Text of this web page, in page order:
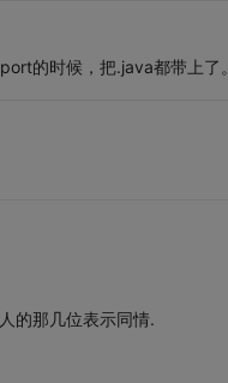
的时候，把.java都带上了。
的那几位表示同情.